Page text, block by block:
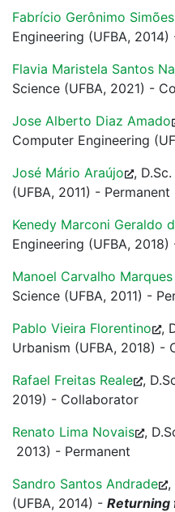
Fabrício Gerônimo
Engineering (UFBA, 2014)
Flavia Maristela Santos
Science (UFBA, 2021) -
Jose Alberto Diaz Amado
Computer Engineering
José Mário Araújo
,
(UFBA, 2011) - Permanent
Kenedy Marconi Geraldo
Engineering (UFBA, 2018)
Manoel Carvalho
Science (UFBA, 2011) -
Pablo Vieira Florentino
,
Urbanism (UFBA, 2018) -
Rafael Freitas Reale ,
2019) - Collaborator
Renato Lima Novais ,
2013) - Permanent
Sandro Santos Andrade ,
(UFBA, 2014) - Returning